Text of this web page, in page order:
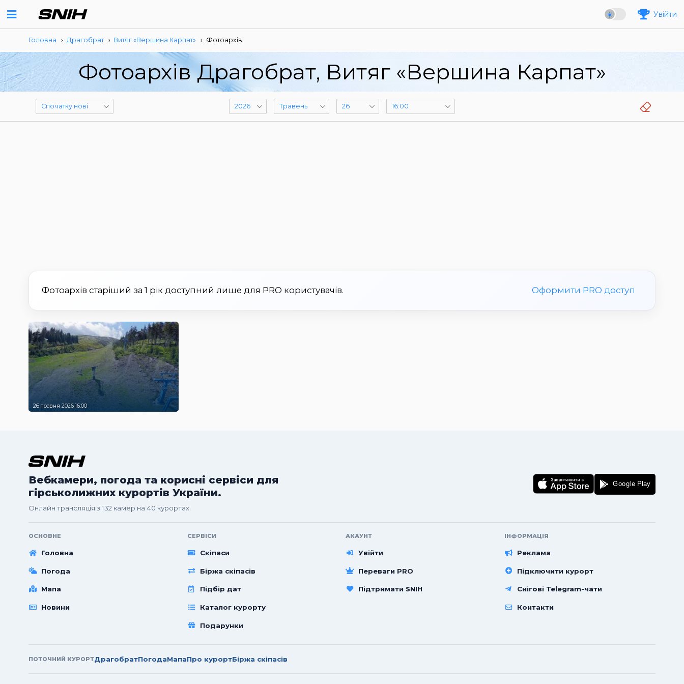
Увійти
Головна › Драгобрат › Витяг «Вершина Карпат» › Фотоархів
Фотоархів Драгобрат, Витяг «Вершина Карпат»
Фотоархів старіший за 1 рік доступний лише для PRO користувачів. Оформити PRO доступ
26 травня 2026 16:00
Вебкамери, погода та корисні сервіси для
гірськолижних курортів України.
Онлайн трансляція з 132 камер на 40 курортах.
ОСНОВНЕ
Головна
Погода
Мапа
Новини
СЕРВІСИ
Скіпаси
Біржа скіпасів
Підбір дат
Каталог курорту
Подарунки
АКАУНТ
Увійти
Переваги PRO
Підтримати SNIH
ІНФОРМАЦІЯ
Реклама
Підключити курорт
Снігові Telegram-чати
Контакти
ПОТОЧНИЙ КУРОРТДрагобратПогодаМапаПро курортБіржа скіпасів